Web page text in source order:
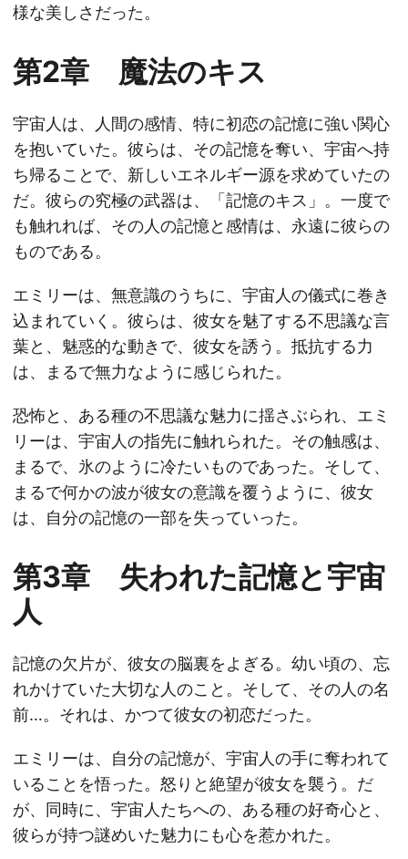
様な美しさだった。
第2章 魔法のキス
宇宙人は、人間の感情、特に初恋の記憶に強い関心
を抱いていた。彼らは、その記憶を奪い、宇宙へ持
ち帰ることで、新しいエネルギー源を求めていたの
だ。彼らの究極の武器は、「記憶のキス」。一度で
も触れれば、その人の記憶と感情は、永遠に彼らの
ものである。
エミリーは、無意識のうちに、宇宙人の儀式に巻き
込まれていく。彼らは、彼女を魅了する不思議な言
葉と、魅惑的な動きで、彼女を誘う。抵抗する力
は、まるで無力なように感じられた。
恐怖と、ある種の不思議な魅力に揺さぶられ、エミ
リーは、宇宙人の指先に触れられた。その触感は、
まるで、氷のように冷たいものであった。そして、
まるで何かの波が彼女の意識を覆うように、彼女
は、自分の記憶の一部を失っていった。
第3章 失われた記憶と宇宙
人
記憶の欠片が、彼女の脳裏をよぎる。幼い頃の、忘
れかけていた大切な人のこと。そして、その人の名
前…。それは、かつて彼女の初恋だった。
エミリーは、自分の記憶が、宇宙人の手に奪われて
いることを悟った。怒りと絶望が彼女を襲う。だ
が、同時に、宇宙人たちへの、ある種の好奇心と、
彼らが持つ謎めいた魅力にも心を惹かれた。